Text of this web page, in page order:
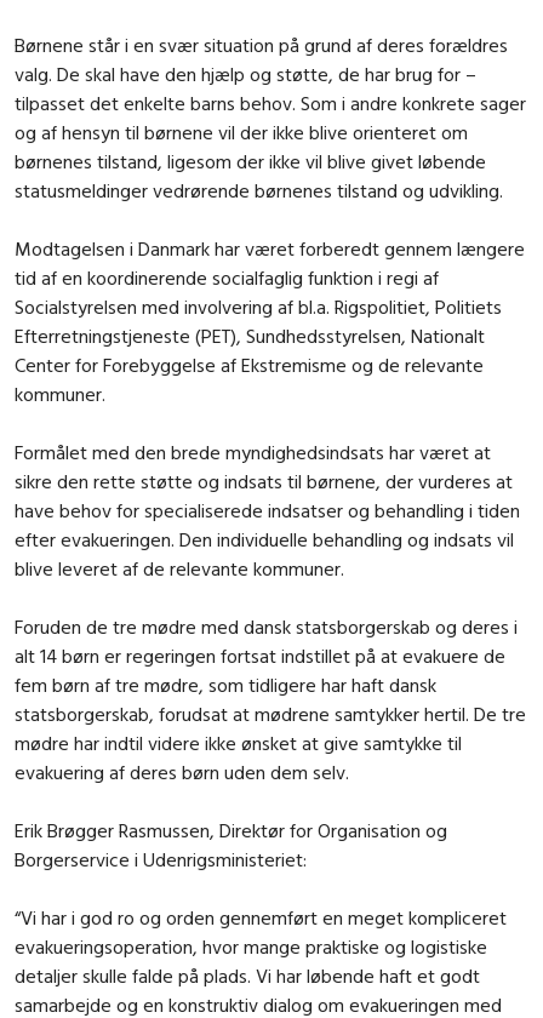
Børnene står i en svær situation på grund af deres forældres
valg. De skal have den hjælp og støtte, de har brug for –
tilpasset det enkelte barns behov. Som i andre konkrete sager
og af hensyn til børnene vil der ikke blive orienteret om
børnenes tilstand, ligesom der ikke vil blive givet løbende
statusmeldinger vedrørende børnenes tilstand og udvikling.
Modtagelsen i Danmark har været forberedt gennem længere
tid af en koordinerende socialfaglig funktion i regi af
Socialstyrelsen med involvering af bl.a. Rigspolitiet, Politiets
Efterretningstjeneste (PET), Sundhedsstyrelsen, Nationalt
Center for Forebyggelse af Ekstremisme og de relevante
kommuner.
Formålet med den brede myndighedsindsats har været at
sikre den rette støtte og indsats til børnene, der vurderes at
have behov for specialiserede indsatser og behandling i tiden
efter evakueringen. Den individuelle behandling og indsats vil
blive leveret af de relevante kommuner.
Foruden de tre mødre med dansk statsborgerskab og deres i
alt 14 børn er regeringen fortsat indstillet på at evakuere de
fem børn af tre mødre, som tidligere har haft dansk
statsborgerskab, forudsat at mødrene samtykker hertil. De tre
mødre har indtil videre ikke ønsket at give samtykke til
evakuering af deres børn uden dem selv.
Erik Brøgger Rasmussen, Direktør for Organisation og
Borgerservice i Udenrigsministeriet:
“Vi har i god ro og orden gennemført en meget kompliceret
evakueringsoperation, hvor mange praktiske og logistiske
detaljer skulle falde på plads. Vi har løbende haft et godt
samarbejde og en konstruktiv dialog om evakueringen med